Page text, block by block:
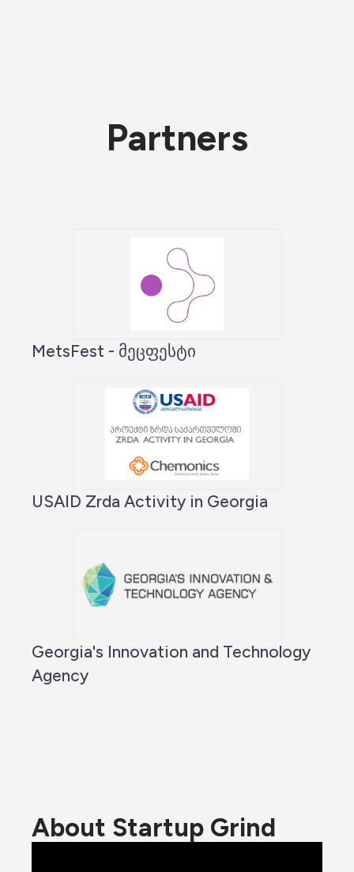
Partners
MetsFest - მეცფესტი
USAID Zrda Activity in Georgia
Georgia's Innovation and Technology
Agency
About Startup Grind